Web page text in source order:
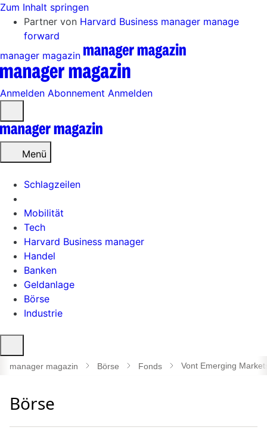
Zum Inhalt springen
Partner von Harvard Business manager manage
forward
manager magazin
Anmelden Abonnement Anmelden
öffnen
Menü
Schlagzeilen
Mobilität
Tech
Harvard Business manager
Handel
Banken
Geldanlage
Börse
Industrie
öffnen
manager magazin Börse Fonds Vont Emerging